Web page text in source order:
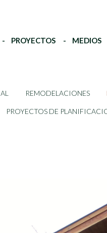
PROYECTOS MEDIOS
REMODELACIONES
PROYECTOS DE